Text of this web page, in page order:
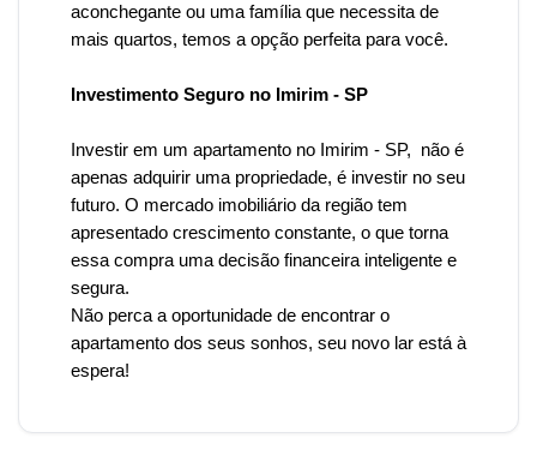
aconchegante ou uma família que necessita de
mais quartos, temos a opção perfeita para você.
Investimento Seguro no Imirim - SP
Investir em um apartamento no Imirim - SP, não é
apenas adquirir uma propriedade, é investir no seu
futuro. O mercado imobiliário da região tem
apresentado crescimento constante, o que torna
essa compra uma decisão financeira inteligente e
segura.
Não perca a oportunidade de encontrar o
apartamento dos seus sonhos, seu novo lar está à
espera!